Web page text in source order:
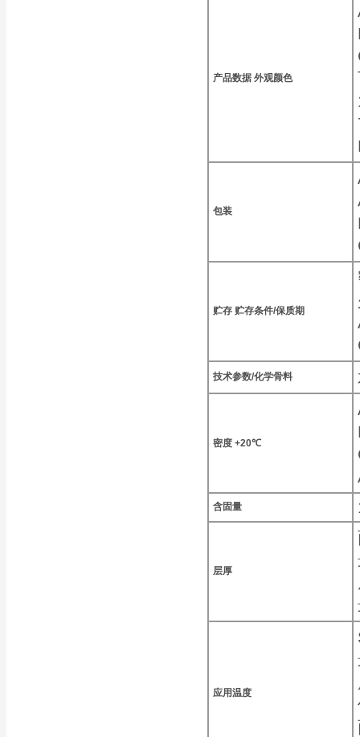
产品数据 外观颜色
包装
贮存 贮存条件/保质期
技术参数/化学骨料
密度 +20℃
含固量
层厚
应用温度